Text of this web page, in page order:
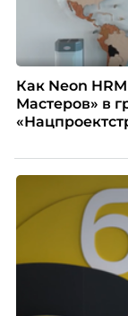
Как Neon
Мастеров» в